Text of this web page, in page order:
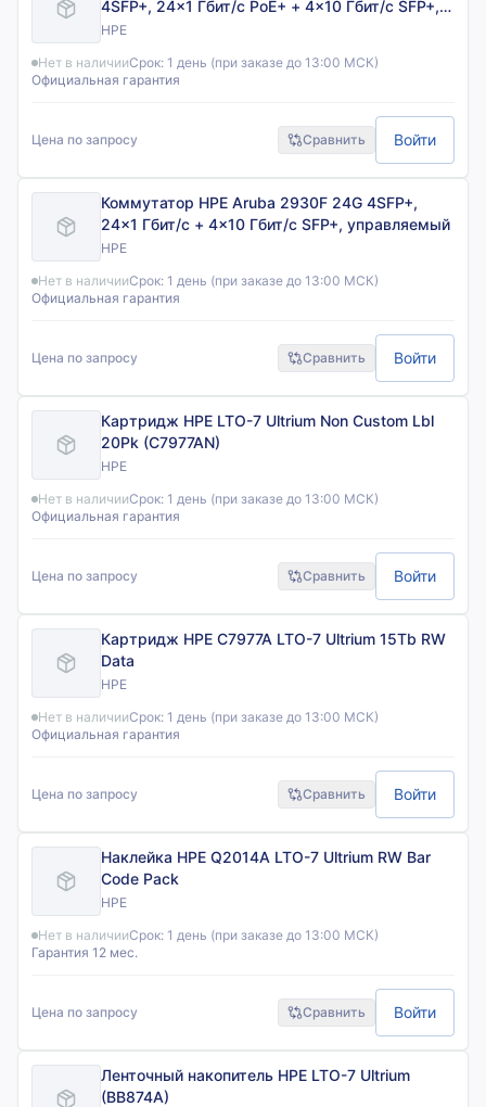
4SFP+, 24×1 Гбит/с PoE+ + 4×10 Гбит/с SFP+,
управляемый
HPE
Нет в наличииСрок: 1 день (при заказе до 13:00 МСК)
Официальная гарантия
Цена по запросу Сравнить Войти
Коммутатор HPE Aruba 2930F 24G 4SFP+,
24×1 Гбит/с + 4×10 Гбит/с SFP+, управляемый
HPE
Нет в наличииСрок: 1 день (при заказе до 13:00 МСК)
Официальная гарантия
Цена по запросу Сравнить Войти
Картридж HPE LTO-7 Ultrium Non Custom Lbl
20Pk (C7977AN)
HPE
Нет в наличииСрок: 1 день (при заказе до 13:00 МСК)
Официальная гарантия
Цена по запросу Сравнить Войти
Картридж HPE C7977A LTO-7 Ultrium 15Tb RW
Data
HPE
Нет в наличииСрок: 1 день (при заказе до 13:00 МСК)
Официальная гарантия
Цена по запросу Сравнить Войти
Наклейка HPE Q2014A LTO-7 Ultrium RW Bar
Code Pack
HPE
Нет в наличииСрок: 1 день (при заказе до 13:00 МСК)
Гарантия 12 мес.
Цена по запросу Сравнить Войти
Ленточный накопитель HPE LTO-7 Ultrium
(BB874A)